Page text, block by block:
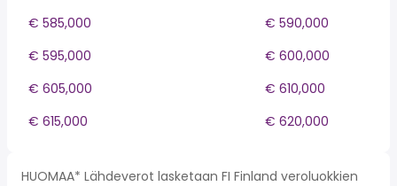
€ 585,000
€ 590,000
€ 595,000
€ 600,000
€ 605,000
€ 610,000
€ 615,000
€ 620,000
HUOMAA* Lähdeverot lasketaan FI Finland veroluokkien